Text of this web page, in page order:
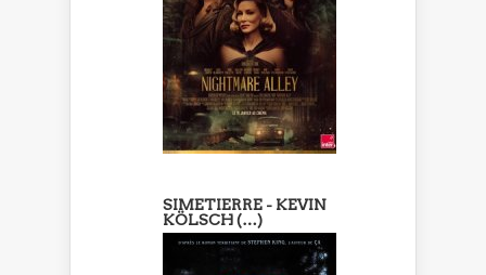
SIMETIERRE - KEVIN
KÖLSCH (…)